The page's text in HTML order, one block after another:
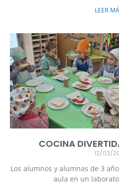
LEER
COCINA
12/02/
Los alumnos y alumnas de 3
aula en un